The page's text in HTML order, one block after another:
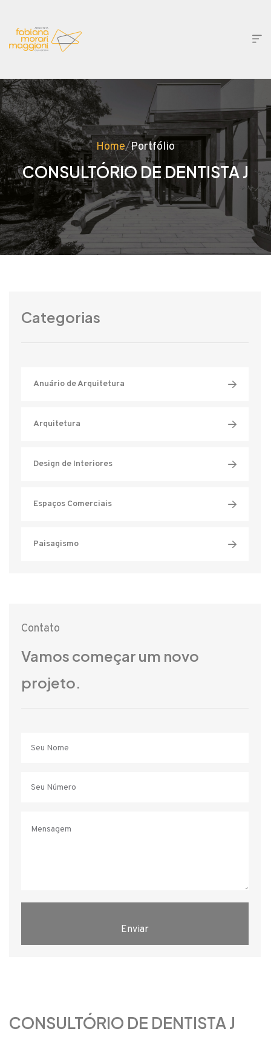
Home/Portfólio
CONSULTÓRIO DE DENTISTA J
Categorias
Anuário de Arquitetura
Arquitetura
Design de Interiores
Espaços Comerciais
Paisagismo
Contato
Vamos começar um novo
projeto.
Enviar
CONSULTÓRIO DE DENTISTA J